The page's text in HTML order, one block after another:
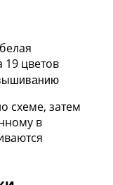
цветов
схеме, затем
в